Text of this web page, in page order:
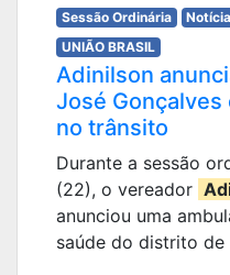
Sessão Ordinária
Notícia
UNIÃO BRASIL
Adinilson
José
no trânsito
Durante a sessão
(22), o vereador
anunciou uma
saúde do distrito de